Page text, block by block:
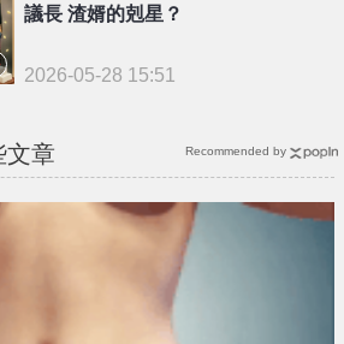
議長 渣婿的剋星？
2026-05-28 15:51
文章 Recommended by